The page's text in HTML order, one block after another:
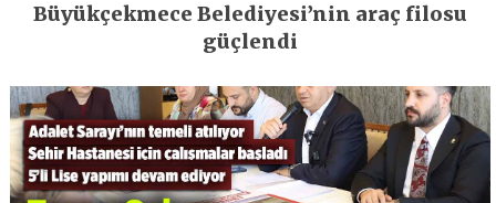
Büyükçekmece Belediyesi’nin araç filosu
güçlendi